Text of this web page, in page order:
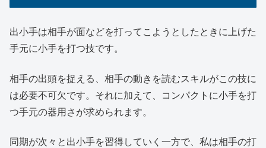
出小手は相手が面などを打ってこようとしたときに上げた
手元に小手を打つ技です。
相手の出頭を捉える、相手の動きを読むスキルがこの技に
は必要不可欠です。それに加えて、コンパクトに小手を打
つ手元の器用さが求められます。
同期が次々と出小手を習得していく一方で、私は相手の打